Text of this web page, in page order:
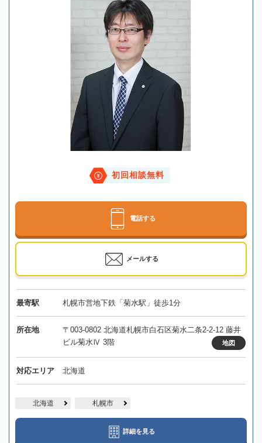
初回相談無料
電話する
メールする
最寄駅 札幌市営地下鉄「菊水駅」徒歩1分
所在地
〒003-0802 北海道札幌市白石区菊水二条2-2-12 藤井
ビル菊水Ⅳ 3階
地図
対応エリア 北海道
北海道 札幌市
詳細を見る